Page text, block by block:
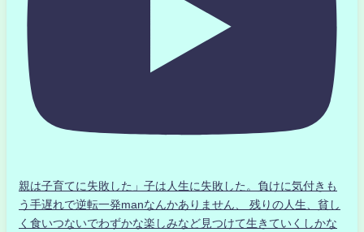
親は子育てに失敗した」子は人生に失敗した。負けに気付きも
う手遅れで逆転一発manなんかありません、 残りの人生、貧し
く食いつないでわずかな楽しみなど見つけて生きていくしかな